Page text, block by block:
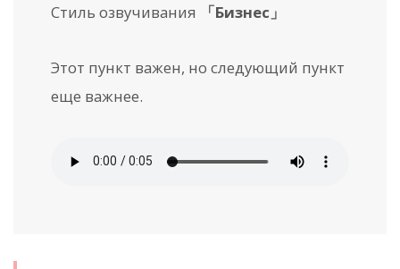
Стиль озвучивания 「Бизнес」
Этот пункт важен, но следующий пункт
еще важнее.